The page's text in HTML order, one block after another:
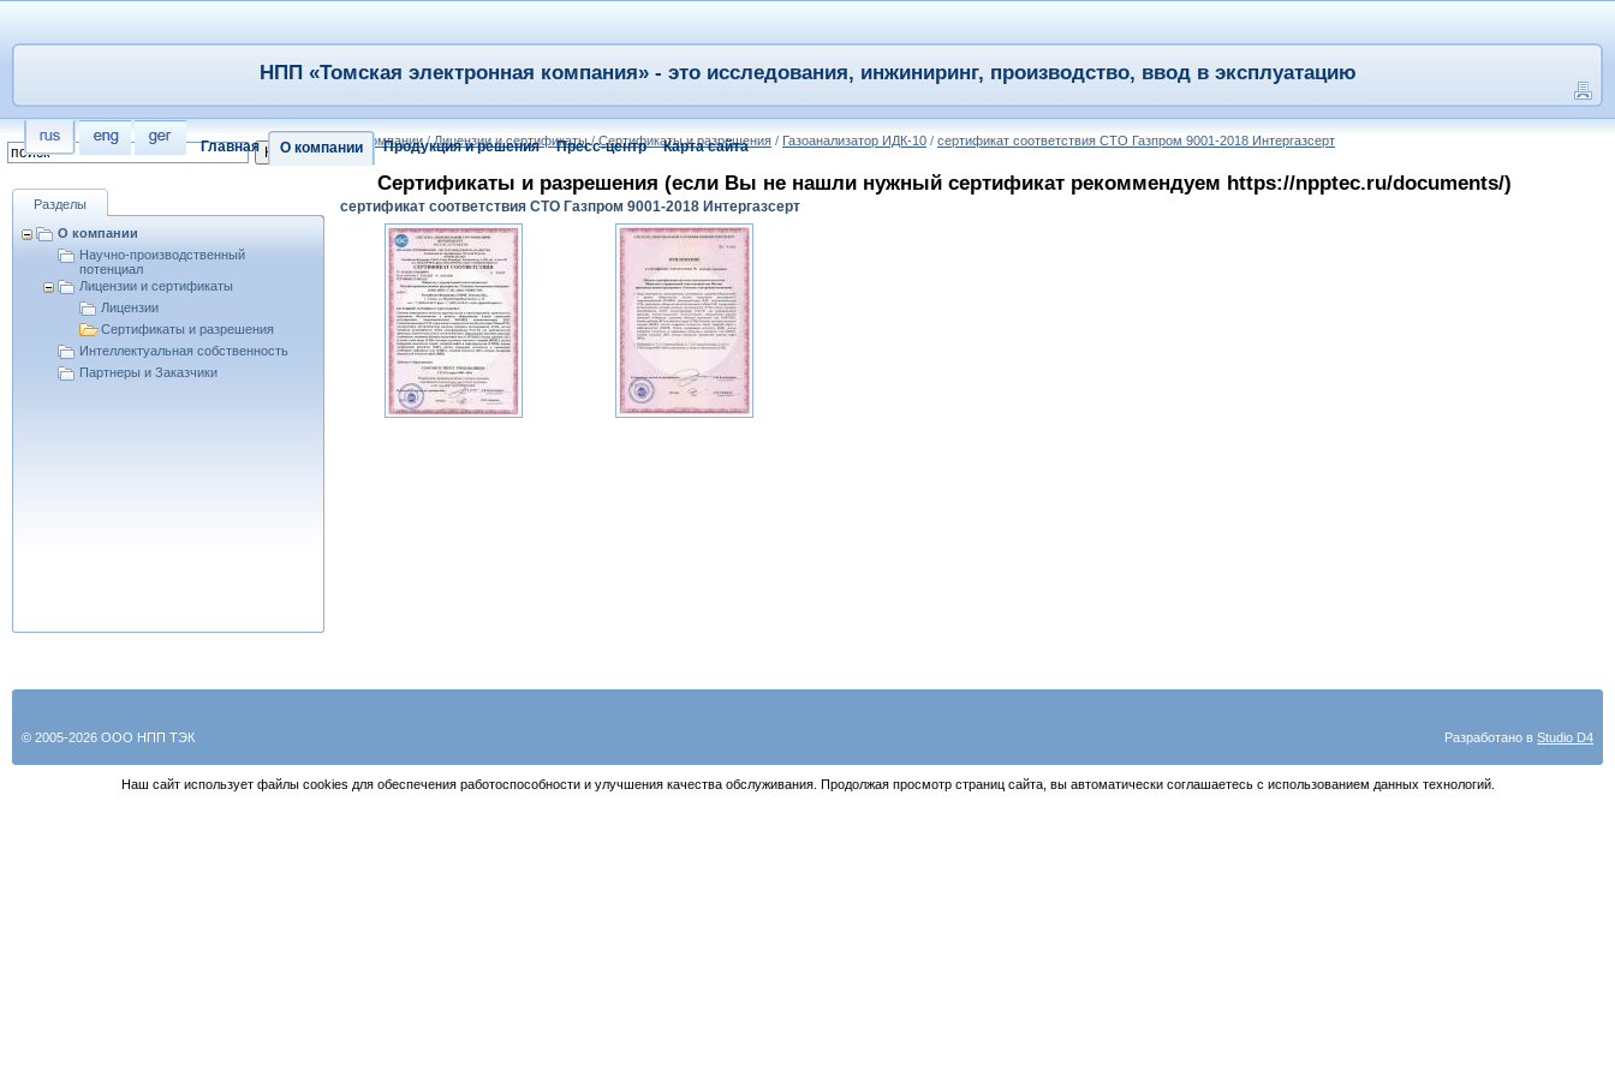
Главная О компании Продукция и решения Пресс-центр Карта сайта
НПП «Томская электронная компания» - это исследования, инжиниринг, производство, ввод в эксплуатацию
Разделы
О компании
Научно-производственный
потенциал
Лицензии и сертификаты
Лицензии
Сертификаты и разрешения
Интеллектуальная собственность
Партнеры и Заказчики
О компании/Лицензии и сертификаты/Сертификаты и разрешения / Газоанализатор ИДК-10 / сертификат соответствия СТО Газпром 9001-2018 Интергазсерт
Сертификаты и разрешения (если Вы не нашли нужный сертификат рекоммендуем https://npptec.ru/documents/)
сертификат соответствия СТО Газпром 9001-2018 Интергазсерт
© 2005-2026 ООО НПП ТЭК Разработано в Studio D4
Наш сайт использует файлы cookies для обеспечения работоспособности и улучшения качества обслуживания. Продолжая просмотр страниц сайта, вы автоматически соглашаетесь с использованием данных технологий.